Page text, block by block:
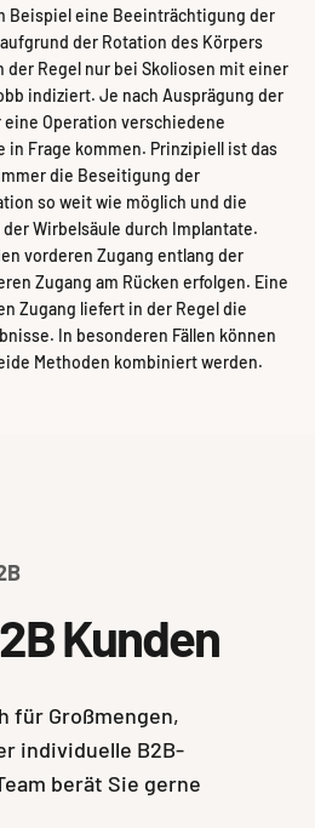
Beispiel eine Beeinträchtigung der
der Rotation des Körpers
der Regel nur bei Skoliosen mit einer
indiziert. Je nach Ausprägung der
Operation verschiedene
in Frage kommen. Prinzipiell ist das
die Beseitigung der
so weit wie möglich und die
Wirbelsäule durch Implantate.
vorderen Zugang entlang der
Zugang am Rücken erfolgen. Eine
Zugang liefert in der Regel die
In besonderen Fällen können
Methoden kombiniert werden.
Kunden
für Großmengen,
individuelle B2B-
berät Sie gerne